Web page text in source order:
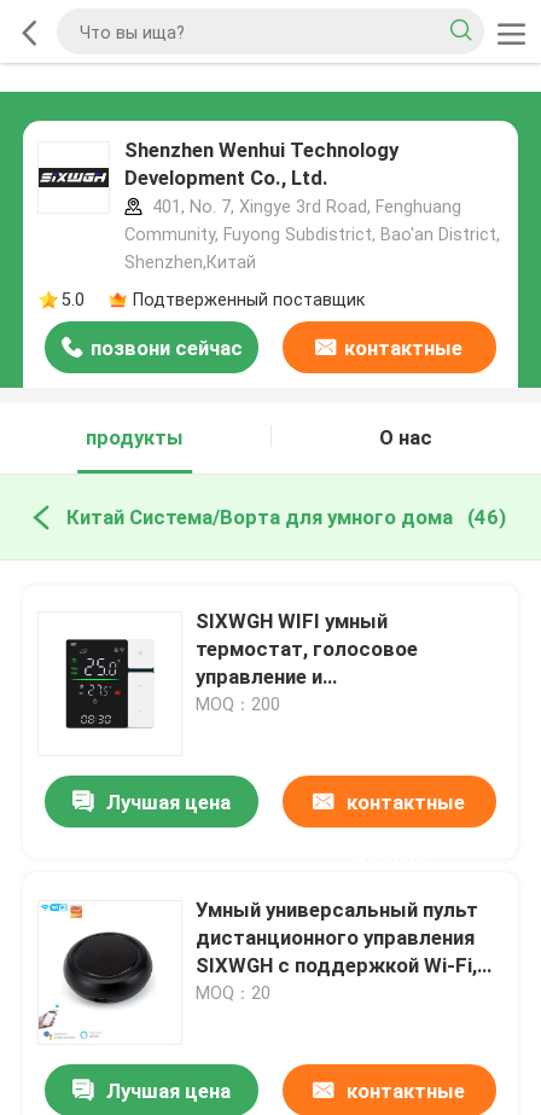
Shenzhen Wenhui Technology
Development Co., Ltd.
401, No. 7, Xingye 3rd Road, Fenghuang
Community, Fuyong Subdistrict, Bao'an District,
Shenzhen,Китай
5.0
Подтверженный поставщик
позвони сейчас контактные
продукты
О нас
Китай Система/Ворта для умного дома (46)
SIXWGH WIFI умный
термостат, голосовое
управление и
программируемый термостат
MOQ：200
Лучшая цена контактные
Умный универсальный пульт
дистанционного управления
SIXWGH с поддержкой Wi-Fi,
ИК и РЧ для телевизора,
управлением Alexa/Google
Home
MOQ：20
Лучшая цена контактные